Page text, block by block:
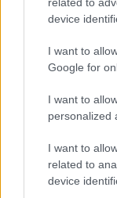
device
I want to
Google for
I want to
personalized
I want to
related to
device
betegsége
részt: 1988.
1954-ben
ban
Érdemes,